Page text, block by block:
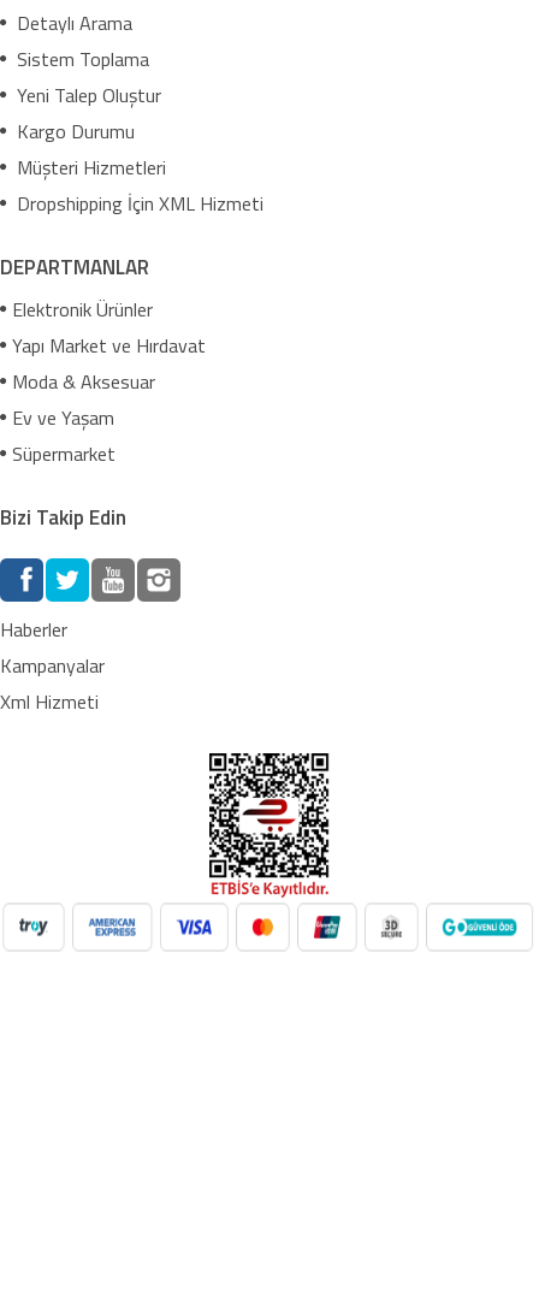
Detaylı Arama
Sistem Toplama
Yeni Talep Oluştur
Kargo Durumu
Müşteri Hizmetleri
Dropshipping İçin XML Hizmeti
DEPARTMANLAR
Elektronik Ürünler
Yapı Market ve Hırdavat
Moda & Aksesuar
Ev ve Yaşam
Süpermarket
Bizi Takip Edin
Haberler
Kampanyalar
Xml Hizmeti